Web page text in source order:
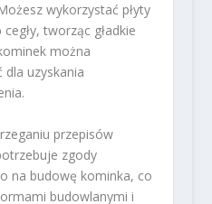
wykorzystać płyty
tworząc gładkie
można
uzyskania
przepisów
zgody
na budowę kominka, co
budowlanymi i